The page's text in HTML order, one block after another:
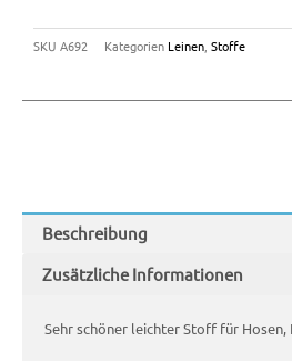
SKU A692 Kategorien Leinen Stoffe
Beschreibung
Zusätzliche Informationen
Sehr schöner leichter Stoff für Hosen,